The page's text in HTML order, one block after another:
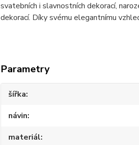
svatebních i slavnostních dekorací,
dekorací. Díky svému elegantnímu
Parametry
šířka
návin
materiál